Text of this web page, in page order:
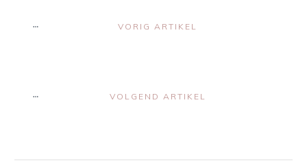
VORIG ARTIKEL
VOLGEND ARTIKEL